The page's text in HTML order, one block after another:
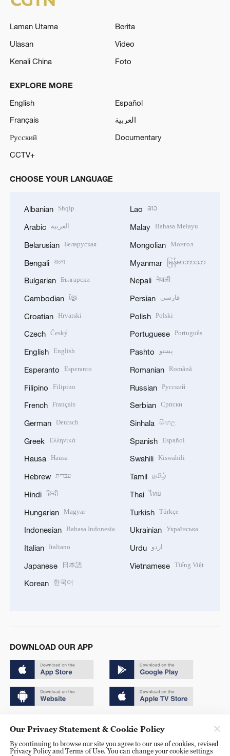
Laman Utama
Berita
Ulasan
Video
Kenali China
Foto
EXPLORE MORE
English
Español
Français
العربية
Русский
Documentary
CCTV+
CHOOSE YOUR LANGUAGE
Albanian Shqip
Arabic العربية
Belarusian Беларуская
Bengali বাংলা
Bulgarian Български
Cambodian ខ្មែរ
Croatian Hrvatski
Czech Český
English English
Esperanto Esperanto
Filipino Filipino
French Français
German Deutsch
Greek Ελληνικά
Hausa Hausa
Hebrew עברית
Hindi हिन्दी
Hungarian Magyar
Indonesian Bahasa Indonesia
Italian Italiano
Japanese 日本語
Korean 한국어
Lao ລາວ
Malay Bahasa Melayu
Mongolian Монгол
Myanmar မြန်မာဘာသာ
Nepali नेपाली
Persian فارسی
Polish Polski
Portuguese Português
Pashto پښتو
Romanian Română
Russian Русский
Serbian Српски
Sinhala සිංහල
Spanish Español
Swahili Kiswahili
Tamil தமிழ்
Thai ไทย
Turkish Türkçe
Ukrainian Українська
Urdu اردو
Vietnamese Tiếng Việt
DOWNLOAD OUR APP
京ICP备20000184号
Our Privacy Statement & Cookie Policy
By continuing to browse our site you agree to our use of cookies, revised
Privacy Policy and Terms of Use. You can change your cookie settings